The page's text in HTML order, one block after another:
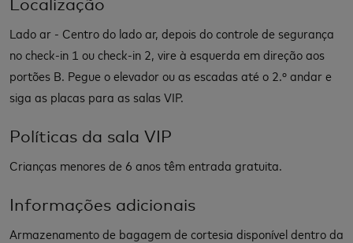
Localização
Lado ar - Centro do lado ar, depois do controle de segurança
no check-in 1 ou check-in 2, vire à esquerda em direção aos
portões B. Pegue o elevador ou as escadas até o 2.º andar e
siga as placas para as salas VIP.
Políticas da sala VIP
Crianças menores de 6 anos têm entrada gratuita.
Informações adicionais
Armazenamento de bagagem de cortesia disponível dentro da